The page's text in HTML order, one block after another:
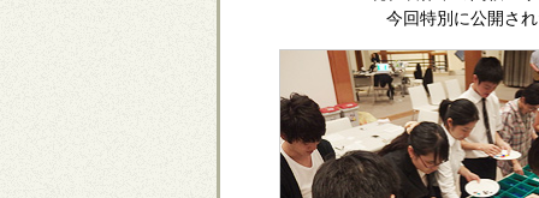
今回特別に公開さ